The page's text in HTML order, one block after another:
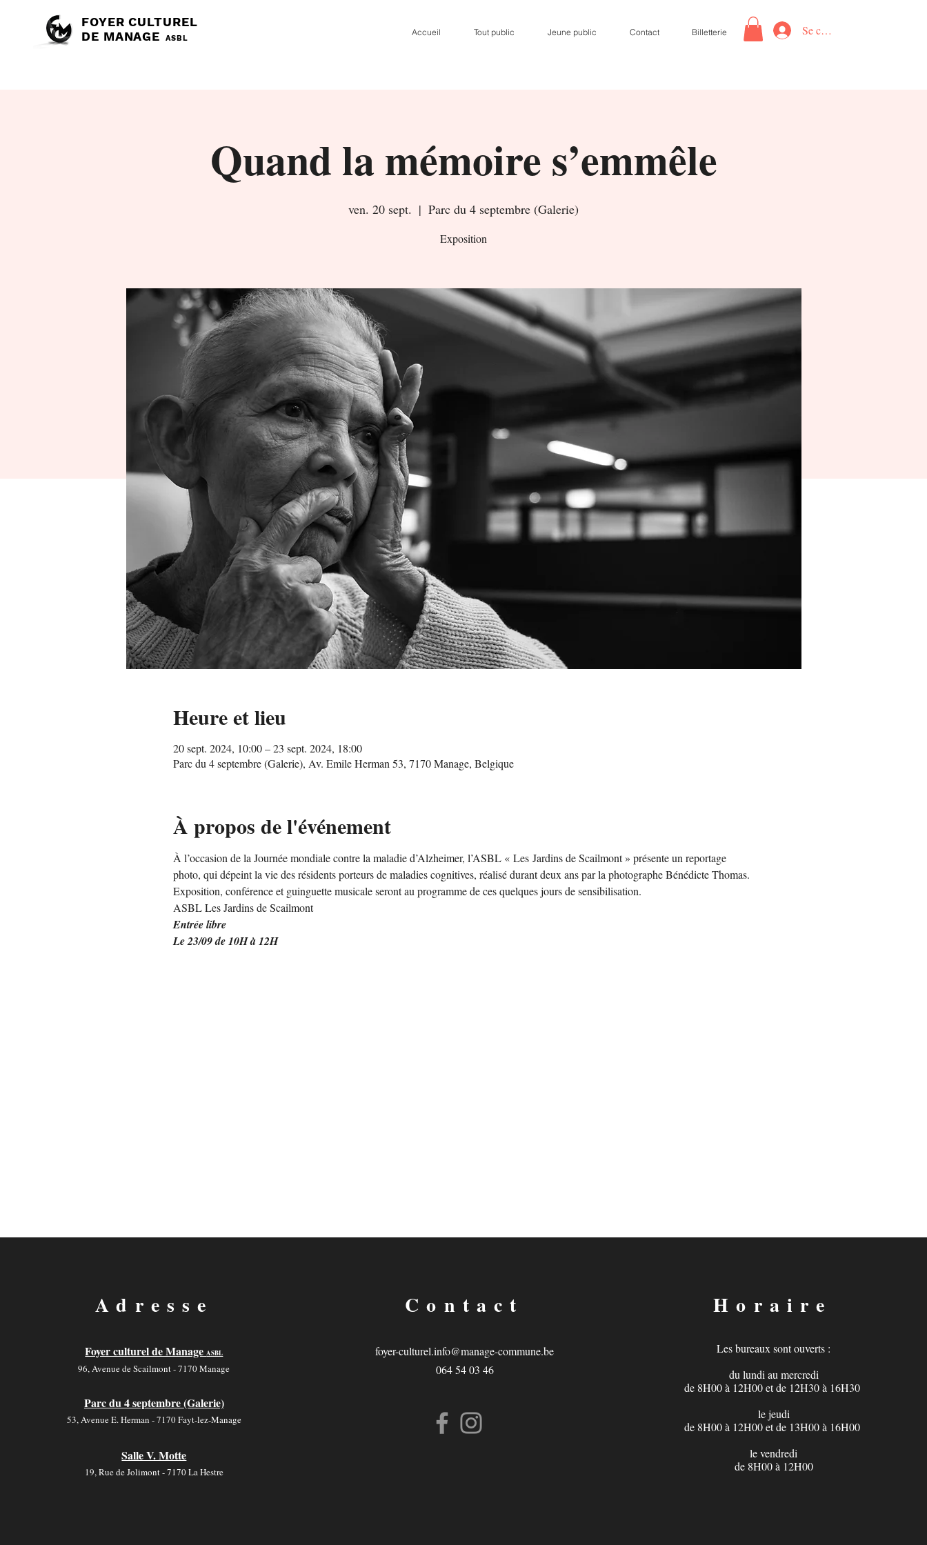
FOYER CULTUREL
DE MANAGE
ASBL
Accueil Tout public Jeune public Contact Billetterie Se connecter
Quand la mémoire s’emmêle
ven. 20 sept.
  |
Parc du 4 septembre (Galerie)
Exposition
Heure et lieu
20 sept. 2024, 10:00 – 23 sept. 2024, 18:00
Parc du 4 septembre (Galerie), Av. Emile Herman 53, 7170 Manage, Belgique
À propos de l'événement
À l’occasion de la Journée mondiale contre la maladie d’Alzheimer, l’ASBL « Les Jardins de Scailmont » présente un reportage
photo, qui dépeint la vie des résidents porteurs de maladies cognitives, réalisé durant deux ans par la photographe Bénédicte Thomas.
Exposition, conférence et guinguette musicale seront au programme de ces quelques jours de sensibilisation.
ASBL Les Jardins de Scailmont
Entrée libre
Le 23/09 de 10H à 12H
Adresse
Foyer culturel de ManageASBL
96, Avenue de Scailmont - 7170 Manage
Parc du 4 septembre (Galerie)
53, Avenue E. Herman - 7170 Fayt-lez-Manage
Salle V. Motte
19, Rue de Jolimont - 7170 La Hestre
Contact
foyer-culturel.info@manage-commune.be
064 54 03 46
Horaire
Les bureaux sont ouverts :
du lundi au mercredi
de 8H00 à 12H00 et de 12H30 à 16H30
le jeudi
de 8H00 à 12H00 et de 13H00 à 16H00​
le vendredi
de 8H00 à 12H00